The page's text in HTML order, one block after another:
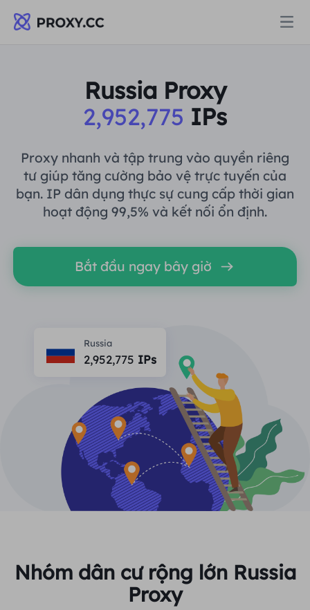
PROXY DÂN CƯ
Proxy dân cư tĩnh
Proxy cư trú không giới hạn
Một đặc vụ ISP lâu dài
PROXY DÂN CƯ
Ủy quyền cư trú $0.8/GB
Proxy dân cư tĩnh $0.28/IP/Ngày
Ủy nhiệm trung tâm dữ liệu tĩnh
Một đặc vụ ISP lâu dài $1.4
Data for AI
THEO TRƯỜNG HỢP SỬ DỤNG
Bảo vệ thương hiệu
Giám sát SEO
Xác minh quảng cáo
Quét và thu thập dữ liệu web
Tài nguyên
Chương trình liên kết
Đối tác
CÔNG CỤ MIỄN PHÍ
Trình kiểm tra proxy
ĐỊA ĐIỂM
Câu hỏi thường gặp
Blog
Hướng dẫn sử dụng
Cách bật lại quyền thông
báo trang web
中文
English
Deutsch
Thưởng thứcGiảm giá 77%và hành động
ngay!
Khu dân cư $0/GB Không giới hạn $0/Ngày
Russia Proxy
2,952,775 IPs
Proxy nhanh và tập trung vào quyền riêng
tư giúp tăng cường bảo vệ trực tuyến của
bạn. IP dân dụng thực sự cung cấp thời gian
hoạt động 99,5% và kết nối ổn định.
Bắt đầu ngay bây giờ
Russia
2,952,775 IPs
Nhóm dân cư rộng lớn Russia
Proxy